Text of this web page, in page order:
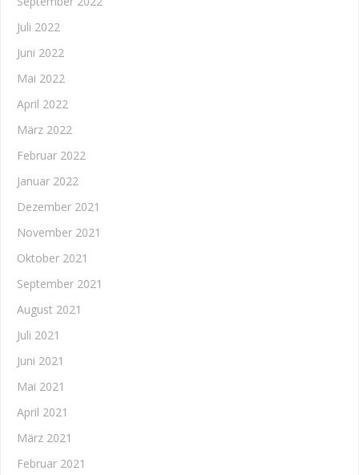
Juli 2022
Juni 2022
Mai 2022
April 2022
März 2022
Februar 2022
Januar 2022
Dezember 2021
November 2021
Oktober 2021
September 2021
August 2021
Juli 2021
Juni 2021
Mai 2021
April 2021
März 2021
Februar 2021